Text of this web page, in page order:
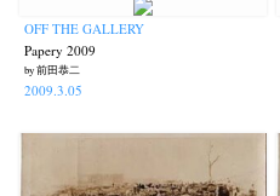
OFF THE GALLERY
Papery 2009
by 前田恭二
2009.3.05